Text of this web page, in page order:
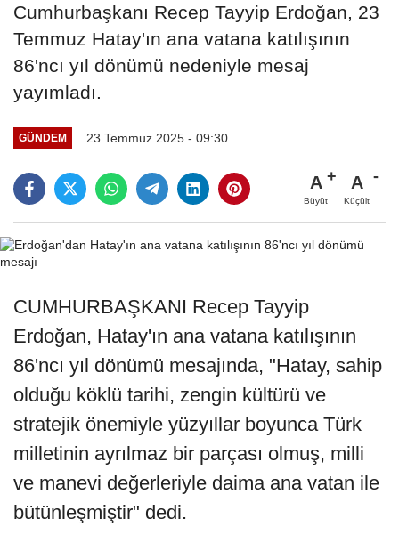
Cumhurbaşkanı Recep Tayyip Erdoğan, 23
Temmuz Hatay'ın ana vatana katılışının
86'ncı yıl dönümü nedeniyle mesaj
yayımladı.
GÜNDEM 23 Temmuz 2025 - 09:30
A
Büyüt
A
Küçült
CUMHURBAŞKANI Recep Tayyip
Erdoğan, Hatay'ın ana vatana katılışının
86'ncı yıl dönümü mesajında, "Hatay, sahip
olduğu köklü tarihi, zengin kültürü ve
stratejik önemiyle yüzyıllar boyunca Türk
milletinin ayrılmaz bir parçası olmuş, milli
ve manevi değerleriyle daima ana vatan ile
bütünleşmiştir" dedi.